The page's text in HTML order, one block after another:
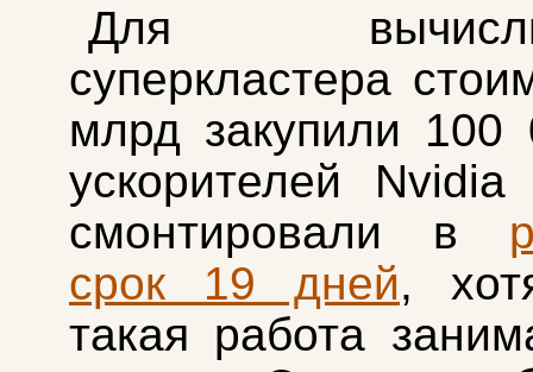
Для
суперкластера
млрд закупили 100
ускорителей
смонтировали в
срок 19 дней,
такая работа